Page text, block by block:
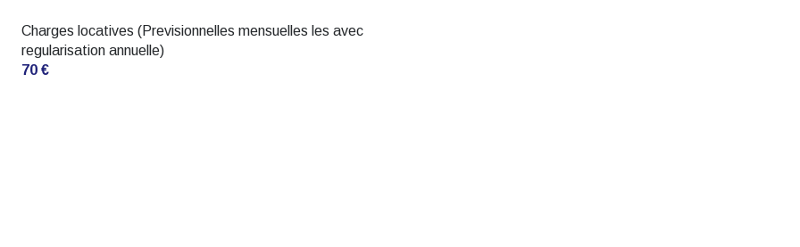
Charges locatives (Previsionnelles mensuelles les avec
regularisation annuelle)
70 €